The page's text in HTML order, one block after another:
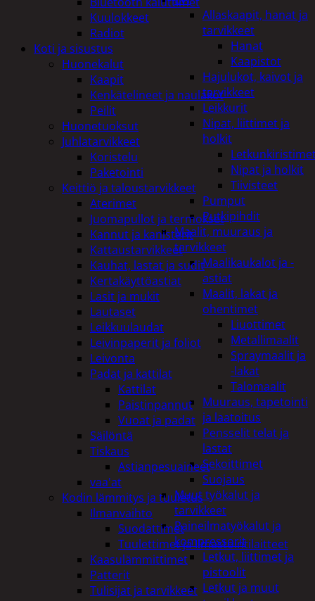
Allaskaapit, hanat ja
tarvikkeet
Hanat
Kaapistot
Hajulukot, kaivot ja
tarvikkeet
Leikkurit
Nipat, liittimet ja
holkit
Nipat ja holkit
Tiivisteet
Pumput
Putkipihdit
Maalit, muuraus ja
tarvikkeet
Maalikaukalot ja -
astiat
Maalit, lakat ja
ohentimet
Liuottimet
Metallimaalit
Spraymaalit ja
-lakat
Talomaalit
Muuraus, tapetointi
ja laatoitus
Pensselit telat ja
lastat
Sekoittimet
Suojaus
Muut työkalut ja
tarvikkeet
Paineilmatyökalut ja
kompressorit
Letkut, liittimet ja
pistoolit
Letkut ja muut
Kuulokkeet
Radiot
Koti ja sisustus
Huonekalut
Kaapit
Kenkätelineet ja naulakot
Peilit
Huonetuoksut
Juhlatarvikkeet
Koristelu
Paketointi
Keittiö ja taloustarvikkeet
Aterimet
Juomapullot ja termokset
Kannut ja kanisterit
Kattaustarvikkeet
Kauhat, lastat ja sudit
Kertakäyttöastiat
Lasit ja mukit
Lautaset
Leikkuulaudat
Leivinpaperit ja foliot
Leivonta
Padat ja kattilat
Kattilat
Paistinpannut
Vuoat ja padat
Säilöntä
Tiskaus
Astianpesuaineet
vaa'at
Kodin lämmitys ja tuuletus
Ilmanvaihto
Suodattimet
Tuulettimet ja Ilmastointilaitteet
Kaasulämmittimet
Patterit
Tulisijat ja tarvikkeet